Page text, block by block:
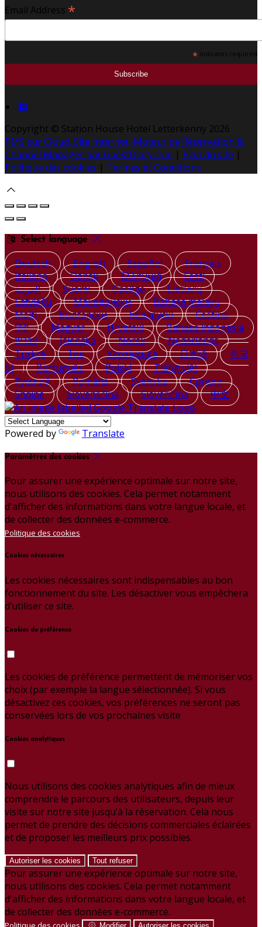
Email Address *
* indicates required
Copyright © Station House Hotel Letterkenny 2026
PMS sur Cloud, Site Internet, Moteur de Réservation &
Channel Manager par GuestDiary.com | Plan du site |
Politique des cookies | Termes et Conditions
Select language
Deutsch English Español
Français
Italiano
Dansk Ελληνικά
Eesti
العربية
Suomi Gaeilge
Lietuvių
Latviešu
Македонски
Bahasa melayu
Malti
Български Беларускі
Čeština
हिंदी
Magyar Hrvatski
Bahasa indonesia
עברית
Íslenska Norsk
Nederlands
Türkçe
ไทย Українська 日本語
한국
어
Português Polski
Tiếng việt
Русский
Română Svenska
Српски
Shqipe
Slovenščina Slovenčina 中文
Powered by Translate
Paramètres des cookies
Pour assurer une expérience optimale sur notre site,
nous utilisons des cookies. Cela permet notamment
d'afficher des informations dans votre langue locale, et
de collecter des données e-commerce.
Politique des cookies
Cookies nécessaires
Les cookies nécessaires sont indispensables au bon
fonctionnement du site. Les désactiver vous empêchera
d’utiliser ce site.
Cookies de préférence
Les cookies de préférence permettent de mémoriser vos
choix (par exemple la langue sélectionnée). Si vous
désactivez ces cookies, vos préférences ne seront pas
conservées lors de vos prochaines visite
Cookies analytiques
Nous utilisons des cookies analytiques afin de mieux
comprendre le parcours des utilisateurs, depuis leur
visite sur notre site jusqu’à la réservation. Cela nous
permet de prendre des décisions commerciales éclairées
et de proposer les meilleurs prix possibles.
Autoriser les cookies Tout refuser
Pour assurer une expérience optimale sur notre site,
nous utilisons des cookies. Cela permet notamment
d'afficher des informations dans votre langue locale, et
de collecter des données e-commerce.